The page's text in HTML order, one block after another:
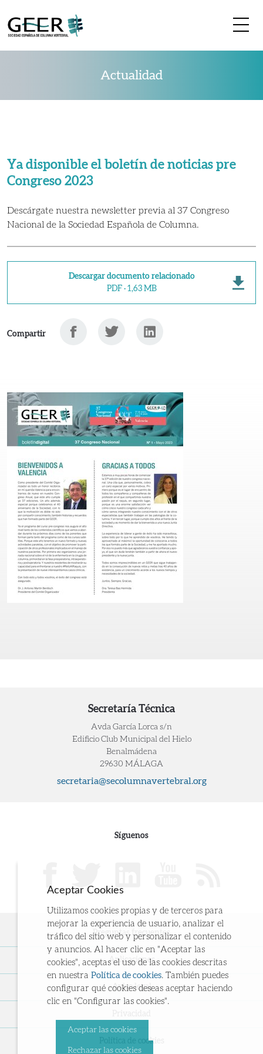
Actualidad
Ya disponible el boletín de noticias pre
Congreso 2023
Descárgate nuestra newsletter previa al 37 Congreso
Nacional de la Sociedad Española de Columna.
Descargar documento relacionado
PDF · 1,63 MB
Compartir
Facebook Twitter Linkedin
Secretaría Técnica
Avda García Lorca s/n
Edificio Club Municipal del Hielo
Benalmádena
29630 MÁLAGA
secretaria@secolumnavertebral.org
Síguenos
Preguntas frecuentes
Aplicaciones
Aviso legal
Política de cookies
Aceptar Cookies
Utilizamos cookies propias y de terceros para
mejorar la experiencia de usuario, analizar el
tráfico del sitio web y personalizar el contenido
y anuncios. Al hacer clic en "Aceptar las
cookies", aceptas el uso de las cookies descritas
en nuestra Política de cookies. También puedes
configurar qué cookies deseas aceptar haciendo
clic en "Configurar las cookies".
Aceptar las cookies
Rechazar las cookies